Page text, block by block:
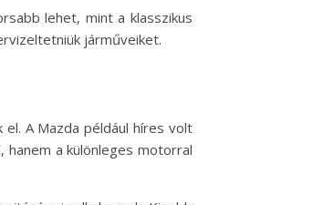
lehet, mint a klasszikus
járműveiket.
A Mazda például híres volt
hanem a különleges motorral